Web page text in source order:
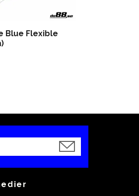
Blue Flexible